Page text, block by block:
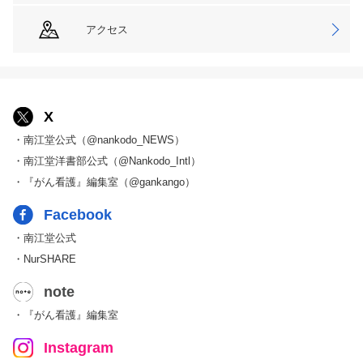
アクセス
X
・南江堂公式（@nankodo_NEWS）
・南江堂洋書部公式（@Nankodo_Intl）
・『がん看護』編集室（@gankango）
Facebook
・南江堂公式
・NurSHARE
note
・『がん看護』編集室
Instagram